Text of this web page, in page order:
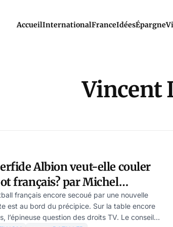
AccueilInternationalFranceIdéesÉpargne
Vincent
Albion veut-elle couler
français? par Michel
français encore secoué par une nouvelle
est au bord du précipice. Sur la table encore
l’épineuse question des droits TV. Le conseil